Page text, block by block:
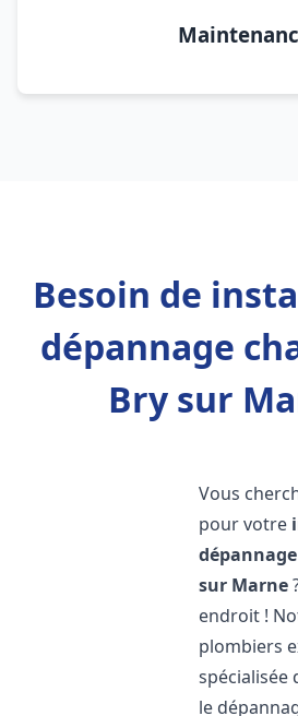
Besoin de
dépannage
Bry sur
Vous
pour votre
sur Marne
endroit !
plombiers
spécialisée
le